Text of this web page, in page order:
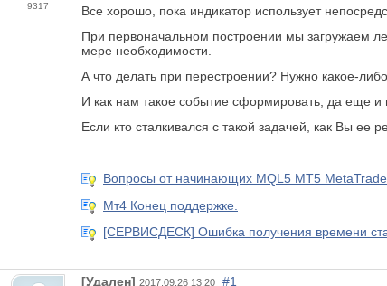
9317
Все хорошо, пока индикатор использует
При первоначальном построении мы загружаем
мере необходимости.
А что делать при перестроении? Нужно какое-
И как нам такое событие сформировать, да еще и
Если кто сталкивался с такой задачей, как Вы
Вопросы от начинающих MQL5 MT5
Мт4 Конец поддержке.
[СЕРВИСДЕСК] Ошибка получения времени
[Удален] 2017.09.26 13:20 #1